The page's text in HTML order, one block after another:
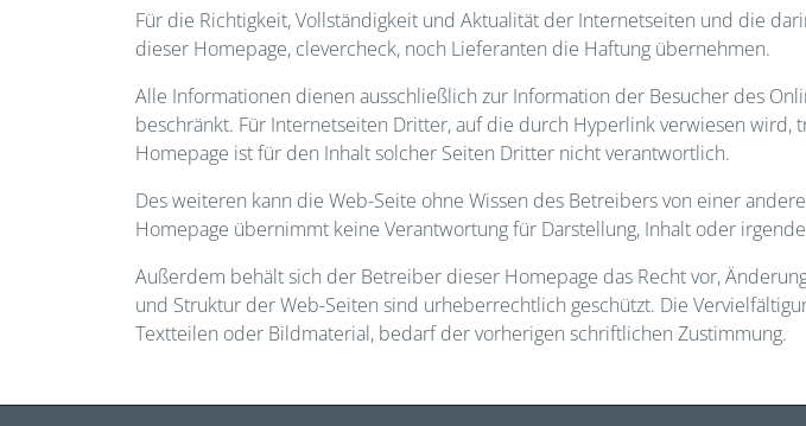
Für die Richtigkeit, Vollständigkeit und Aktualität der Internetseiten und die
dieser Homepage, clevercheck, noch Lieferanten die Haftung übernehmen.
Alle Informationen dienen ausschließlich zur Information der Besucher des
beschränkt. Für Internetseiten Dritter, auf die durch Hyperlink verwiesen
Homepage ist für den Inhalt solcher Seiten Dritter nicht verantwortlich.
Des weiteren kann die Web-Seite ohne Wissen des Betreibers von einer
Homepage übernimmt keine Verantwortung für Darstellung, Inhalt oder
Außerdem behält sich der Betreiber dieser Homepage das Recht vor,
und Struktur der Web-Seiten sind urheberrechtlich geschützt. Die
Textteilen oder Bildmaterial, bedarf der vorherigen schriftlichen Zustimmung.